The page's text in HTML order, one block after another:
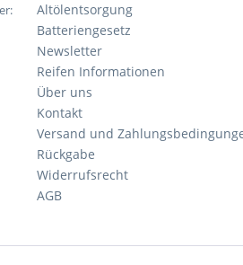
Altölentsorgung
Batteriengesetz
Newsletter
Reifen Informationen
Über uns
Kontakt
Versand und
Rückgabe
Widerrufsrecht
AGB